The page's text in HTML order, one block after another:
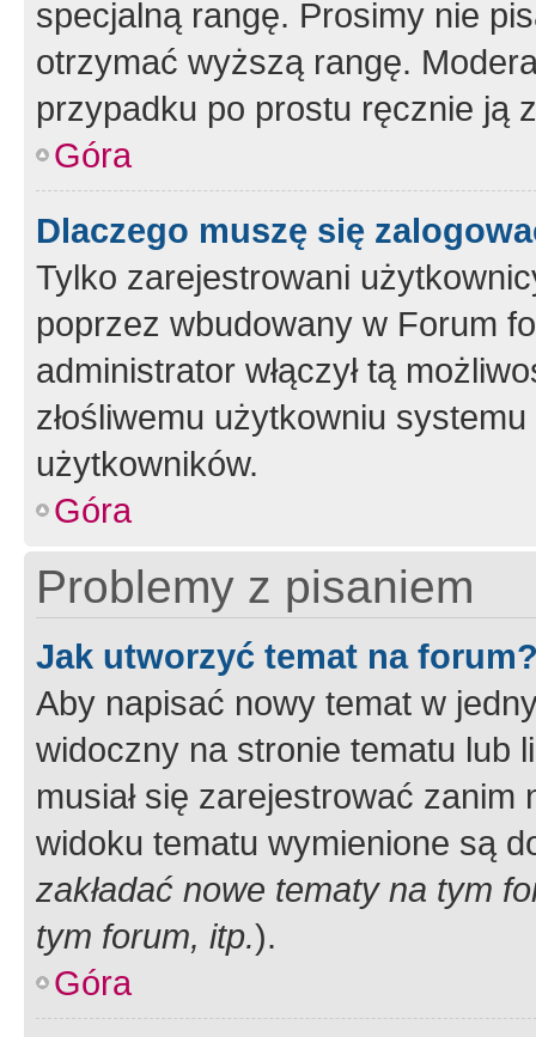
specjalną rangę. Prosimy nie
otrzymać wyższą rangę.
przypadku po prostu ręcznie ją
Góra
Dlaczego muszę się
Tylko zarejestrowani
poprzez wbudowany w Forum
administrator włączył tą
złośliwemu użytkowniu
użytkowników.
Góra
Problemy z pisaniem
Jak utworzyć temat na
Aby napisać nowy temat w
widoczny na stronie tematu lub
musiał się zarejestrować
widoku tematu wymienione są
zakładać nowe tematy na tym
tym forum, itp.).
Góra